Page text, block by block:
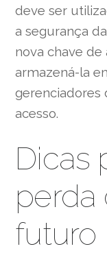
deve ser
a segurança
nova chave de
armazená-la
gerenciadores
acesso.
Dicas
perda
futuro